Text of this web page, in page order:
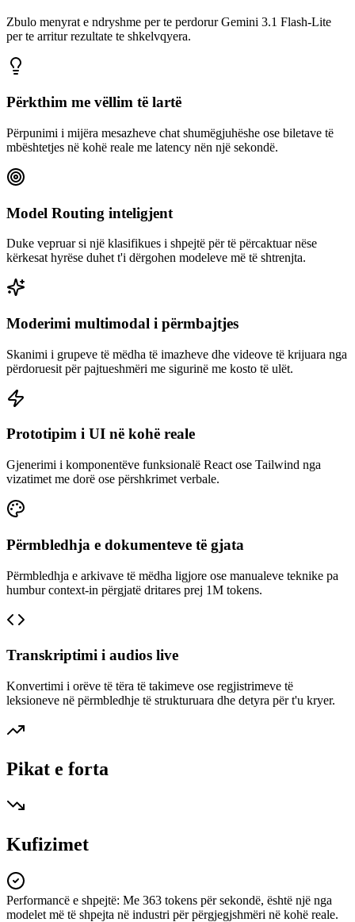
Zbulo menyrat e ndryshme per te perdorur Gemini 3.1 Flash-Lite
per te arritur rezultate te shkelvqyera.
Përkthim me vëllim të lartë
Përpunimi i mijëra mesazheve chat shumëgjuhëshe ose biletave të
mbështetjes në kohë reale me latency nën një sekondë.
Model Routing inteligjent
Duke vepruar si një klasifikues i shpejtë për të përcaktuar nëse
kërkesat hyrëse duhet t'i dërgohen modeleve më të shtrenjta.
Moderimi multimodal i përmbajtjes
Skanimi i grupeve të mëdha të imazheve dhe videove të krijuara nga
përdoruesit për pajtueshmëri me sigurinë me kosto të ulët.
Prototipim i UI në kohë reale
Gjenerimi i komponentëve funksionalë React ose Tailwind nga
vizatimet me dorë ose përshkrimet verbale.
Përmbledhja e dokumenteve të gjata
Përmbledhja e arkivave të mëdha ligjore ose manualeve teknike pa
humbur context-in përgjatë dritares prej 1M tokens.
Transkriptimi i audios live
Konvertimi i orëve të tëra të takimeve ose regjistrimeve të
leksioneve në përmbledhje të strukturuara dhe detyra për t'u kryer.
Pikat e forta
Kufizimet
Performancë e shpejtë: Me 363 tokens për sekondë, është një nga
modelet më të shpejta në industri për përgjegjshmëri në kohë reale.